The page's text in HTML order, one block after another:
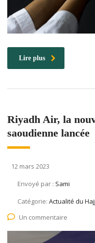
Lire plus
Riyadh Air, la
saoudienne lancée
12 mars 2023
Envoyé par : Sami
Catégorie: Actualité du
Un commentaire